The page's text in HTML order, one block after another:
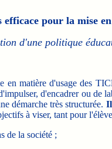
pour la mise
d'une politique
matière d'usage des
d'encadrer ou
démarche très structurée.
à viser, tant pour
de la société ;